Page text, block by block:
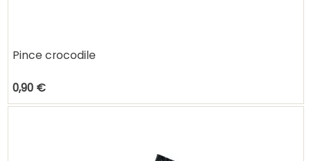
Pince crocodile
0,90 €